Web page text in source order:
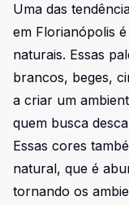
Uma das
em Florianópolis
naturais. Essas
brancos, beges,
a criar um
quem busca
Essas cores
natural, que é
tornando os